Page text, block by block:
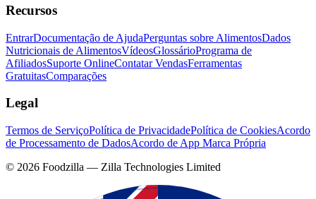
Recursos
EntrarDocumentação de AjudaPerguntas sobre AlimentosDados
Nutricionais de AlimentosVídeosGlossárioPrograma de
AfiliadosSuporte OnlineContatar VendasFerramentas
GratuitasComparações
Legal
Termos de ServiçoPolítica de PrivacidadePolítica de CookiesAcordo
de Processamento de DadosAcordo de App Marca Própria
© 2026 Foodzilla — Zilla Technologies Limited